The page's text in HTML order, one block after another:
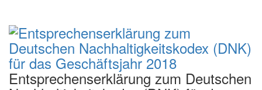
Entsprechenserklärung zum Deutschen